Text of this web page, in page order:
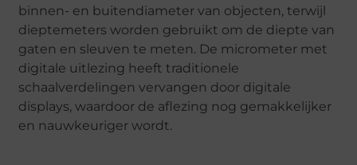
binnen- en buitendiameter van objecten, terwijl
dieptemeters worden gebruikt om de diepte van
gaten en sleuven te meten. De micrometer met
digitale uitlezing heeft traditionele
schaalverdelingen vervangen door digitale
displays, waardoor de aflezing nog gemakkelijker
en nauwkeuriger wordt.